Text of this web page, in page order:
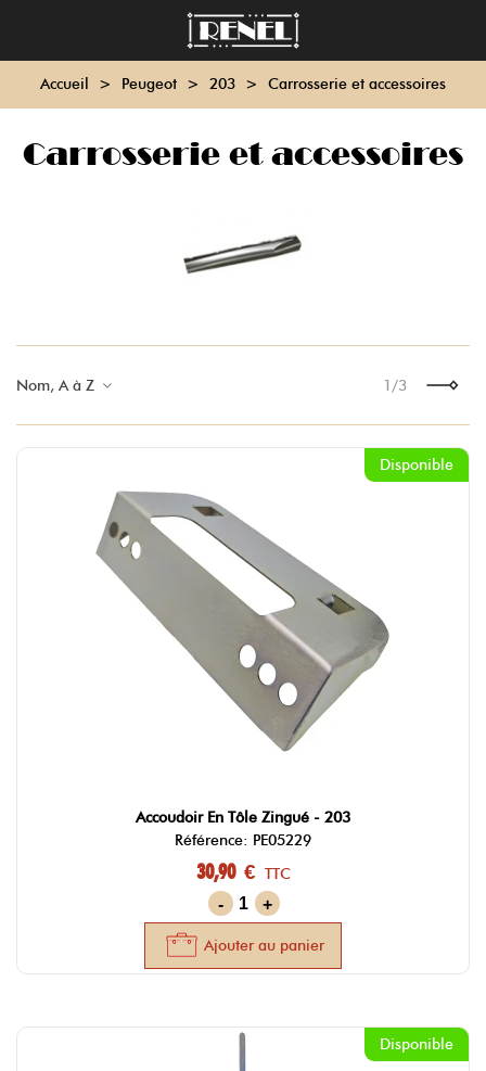
Accueil > Peugeot > 203 > Carrosserie et accessoires
Carrosserie et accessoires
Nom, A à Z
1/3
Disponible
Accoudoir En Tôle Zingué - 203
Référence: PE05229
30,90 € TTC
-
+
Ajouter au panier
Disponible